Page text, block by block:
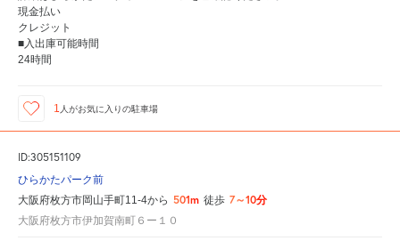
現金払い
クレジット
■入出庫可能時間
24時間
1 人がお気に入りの駐車場
ID:305151109
ひらかたパーク前
大阪府枚方市岡山手町11-4から 501m 徒歩 7～10分
大阪府枚方市伊加賀南町６ー１０